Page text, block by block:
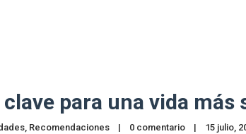
para una vida más
, Recomendaciones | 0 comentario | 15 julio,